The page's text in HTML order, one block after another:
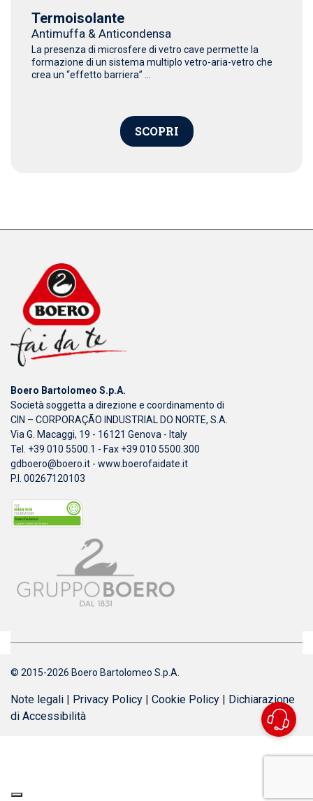
Termoisolante
Antimuffa & Anticondensa
La presenza di microsfere di vetro cave permette la
formazione di un sistema multiplo vetro-aria-vetro che
crea un “effetto barriera” ...
SCOPRI
Boero Bartolomeo S.p.A.
Società soggetta a direzione e coordinamento di
CIN – CORPORAÇÃO INDUSTRIAL DO NORTE, S.A.
Via G. Macaggi, 19 - 16121 Genova - Italy
Tel. +39 010 5500.1 - Fax +39 010 5500.300
gdboero@boero.it - www.boerofaidate.it
P.I. 00267120103
© 2015-2026 Boero Bartolomeo S.p.A.
Note legali | Privacy Policy | Cookie Policy | Dichiarazione
di Accessibilità